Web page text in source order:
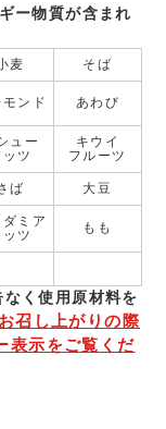
ー物質が含まれ
麦 そば
モンド あわび
ュー
ツ
キウイ
フルーツ
ば 大豆
ダミア
ツ
もも
く使⽤原材料を
召し上がりの際
表示をご覧くだ